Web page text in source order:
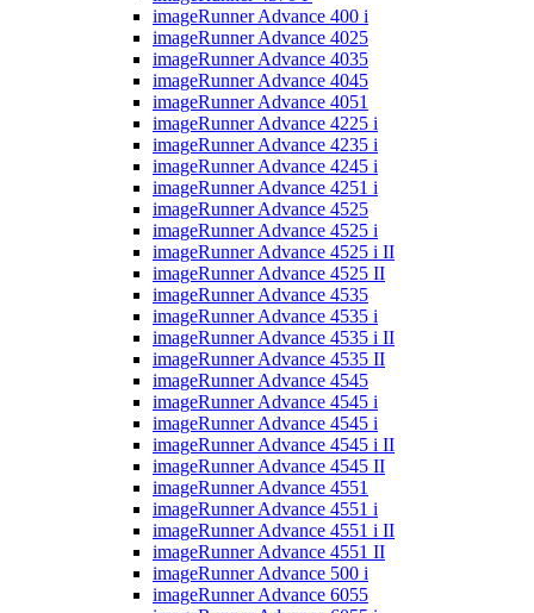
imageRunner Advance 400 i
imageRunner Advance 4025
imageRunner Advance 4035
imageRunner Advance 4045
imageRunner Advance 4051
imageRunner Advance 4225 i
imageRunner Advance 4235 i
imageRunner Advance 4245 i
imageRunner Advance 4251 i
imageRunner Advance 4525
imageRunner Advance 4525 i
imageRunner Advance 4525 i II
imageRunner Advance 4525 II
imageRunner Advance 4535
imageRunner Advance 4535 i
imageRunner Advance 4535 i II
imageRunner Advance 4535 II
imageRunner Advance 4545
imageRunner Advance 4545 i
imageRunner Advance 4545 i
imageRunner Advance 4545 i II
imageRunner Advance 4545 II
imageRunner Advance 4551
imageRunner Advance 4551 i
imageRunner Advance 4551 i II
imageRunner Advance 4551 II
imageRunner Advance 500 i
imageRunner Advance 6055